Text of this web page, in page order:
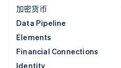
加密货币
Data Pipeline
Elements
Financial Connections
Identity